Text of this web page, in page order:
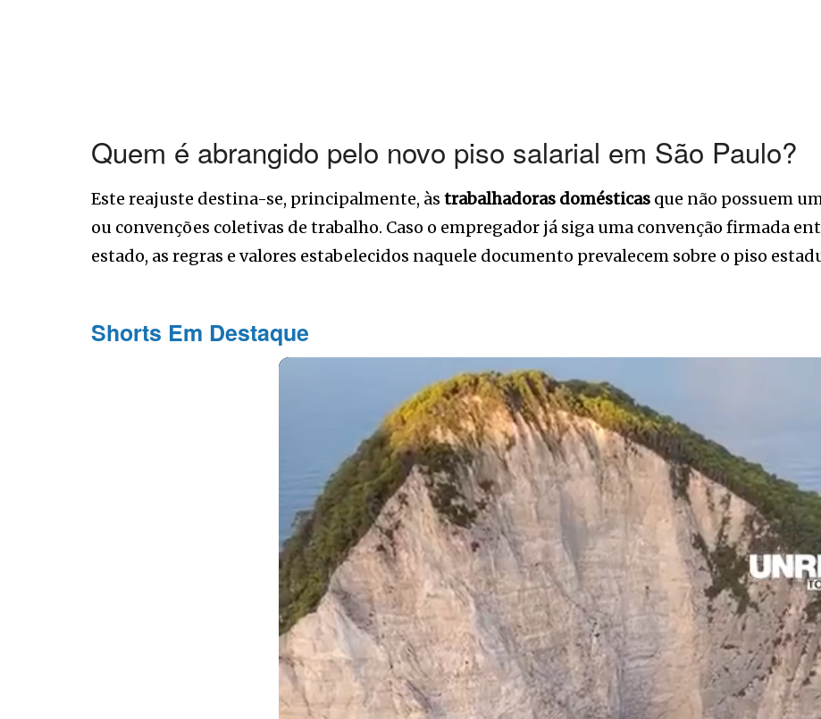
Quem é abrangido pelo novo piso salarial em São Paulo?
Este reajuste destina-se, principalmente, às trabalhadoras domésticas que não possuem
ou convenções coletivas de trabalho. Caso o empregador já siga uma convenção firmada
estado, as regras e valores estabelecidos naquele documento prevalecem sobre o piso
Shorts Em Destaque